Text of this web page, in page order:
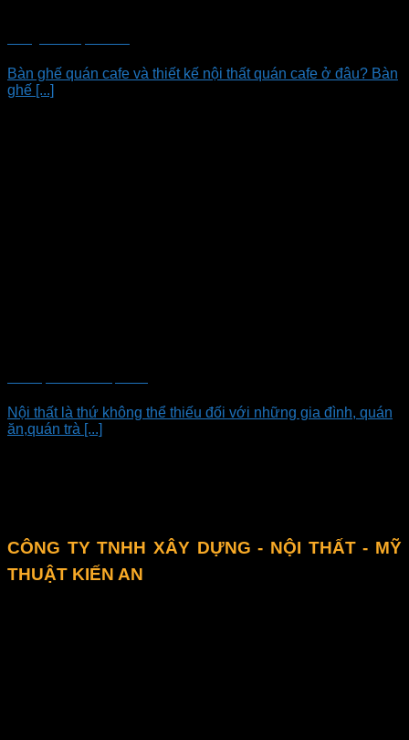
Bàn ghế quán cafe và thiết kế nội thất quán cafe ở đâu? Bàn
ghế [...]
Nội thất là thứ không thể thiếu đối với những gia đình, quán
ăn,quán trà [...]
CÔNG TY TNHH XÂY DỰNG - NỘI THẤT - MỸ
THUẬT KIẾN AN